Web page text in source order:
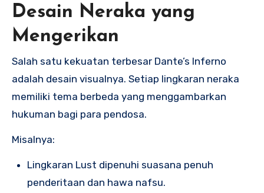
Desain Neraka yang
Mengerikan
Salah satu kekuatan terbesar Dante’s Inferno
adalah desain visualnya. Setiap lingkaran neraka
memiliki tema berbeda yang menggambarkan
hukuman bagi para pendosa.
Misalnya:
Lingkaran Lust dipenuhi suasana penuh
penderitaan dan hawa nafsu.